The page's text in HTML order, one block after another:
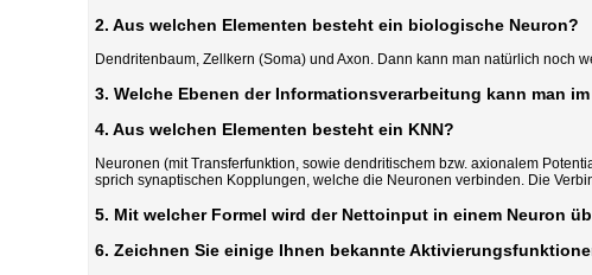
2. Aus welchen Elementen besteht ein biologische Neuron?
Dendritenbaum, Zellkern (Soma) und Axon. Dann kann man natürlich noch
3. Welche Ebenen der Informationsverarbeitung kann man
4. Aus welchen Elementen besteht ein KNN?
Neuronen (mit Transferfunktion, sowie dendritischem bzw. axionalem
sprich synaptischen Kopplungen, welche die Neuronen verbinden. Die
5. Mit welcher Formel wird der Nettoinput in einem Neuron
6. Zeichnen Sie einige Ihnen bekannte